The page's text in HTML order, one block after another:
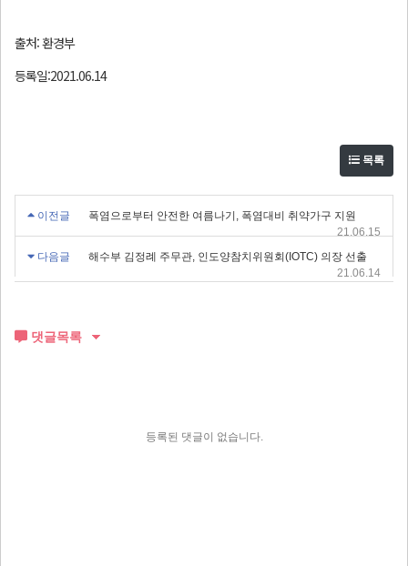
출처: 환경부
등록일:2021.06.14
목록
이전글
폭염으로부터 안전한 여름나기, 폭염대비 취약가구 지원
21.06.15
다음글
해수부 김정례 주무관, 인도양참치위원회(IOTC) 의장 선출
21.06.14
댓글목록
등록된 댓글이 없습니다.